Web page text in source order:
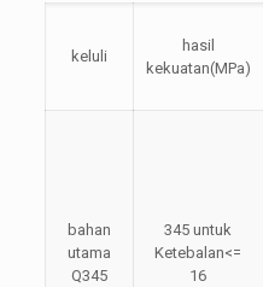
keluli
hasil
kekuatan(MPa)
bahan
utama
Q345
345 untuk
Ketebalan<=
16